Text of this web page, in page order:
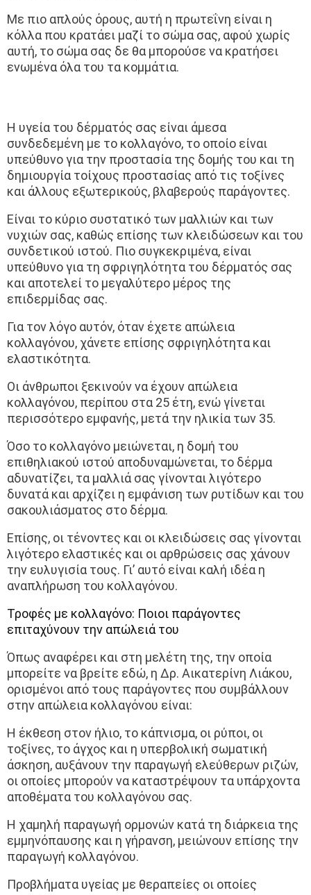
Με πιο απλούς όρους, αυτή η πρωτεΐνη είναι η
κόλλα που κρατάει μαζί το σώμα σας, αφού χωρίς
αυτή, το σώμα σας δε θα μπορούσε να κρατήσει
ενωμένα όλα του τα κομμάτια.
Η υγεία του δέρματός σας είναι άμεσα
συνδεδεμένη με το κολλαγόνο, το οποίο είναι
υπεύθυνο για την προστασία της δομής του και τη
δημιουργία τοίχους προστασίας από τις τοξίνες
και άλλους εξωτερικούς, βλαβερούς παράγοντες.
Είναι το κύριο συστατικό των μαλλιών και των
νυχιών σας, καθώς επίσης των κλειδώσεων και του
συνδετικού ιστού. Πιο συγκεκριμένα, είναι
υπεύθυνο για τη σφριγηλότητα του δέρματός σας
και αποτελεί το μεγαλύτερο μέρος της
επιδερμίδας σας.
Για τον λόγο αυτόν, όταν έχετε απώλεια
κολλαγόνου, χάνετε επίσης σφριγηλότητα και
ελαστικότητα.
Οι άνθρωποι ξεκινούν να έχουν απώλεια
κολλαγόνου, περίπου στα 25 έτη, ενώ γίνεται
περισσότερο εμφανής, μετά την ηλικία των 35.
Όσο το κολλαγόνο μειώνεται, η δομή του
επιθηλιακού ιστού αποδυναμώνεται, το δέρμα
αδυνατίζει, τα μαλλιά σας γίνονται λιγότερο
δυνατά και αρχίζει η εμφάνιση των ρυτίδων και του
σακουλιάσματος στο δέρμα.
Επίσης, οι τένοντες και οι κλειδώσεις σας γίνονται
λιγότερο ελαστικές και οι αρθρώσεις σας χάνουν
την ευλυγισία τους. Γι’ αυτό είναι καλή ιδέα η
αναπλήρωση του κολλαγόνου.
Τροφές με κολλαγόνο: Ποιοι παράγοντες
επιταχύνουν την απώλειά του
Όπως αναφέρει και στη μελέτη της, την οποία
μπορείτε να βρείτε εδώ, η Δρ. Αικατερίνη Λιάκου,
ορισμένοι από τους παράγοντες που συμβάλλουν
στην απώλεια κολλαγόνου είναι:
Η έκθεση στον ήλιο, το κάπνισμα, οι ρύποι, οι
τοξίνες, το άγχος και η υπερβολική σωματική
άσκηση, αυξάνουν την παραγωγή ελεύθερων ριζών,
οι οποίες μπορούν να καταστρέψουν τα υπάρχοντα
αποθέματα του κολλαγόνου σας.
Η χαμηλή παραγωγή ορμονών κατά τη διάρκεια της
εμμηνόπαυσης και η γήρανση, μειώνουν επίσης την
παραγωγή κολλαγόνου.
Προβλήματα υγείας με θεραπείες οι οποίες